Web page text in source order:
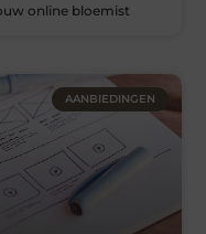
online bloemist
AANBIEDINGEN